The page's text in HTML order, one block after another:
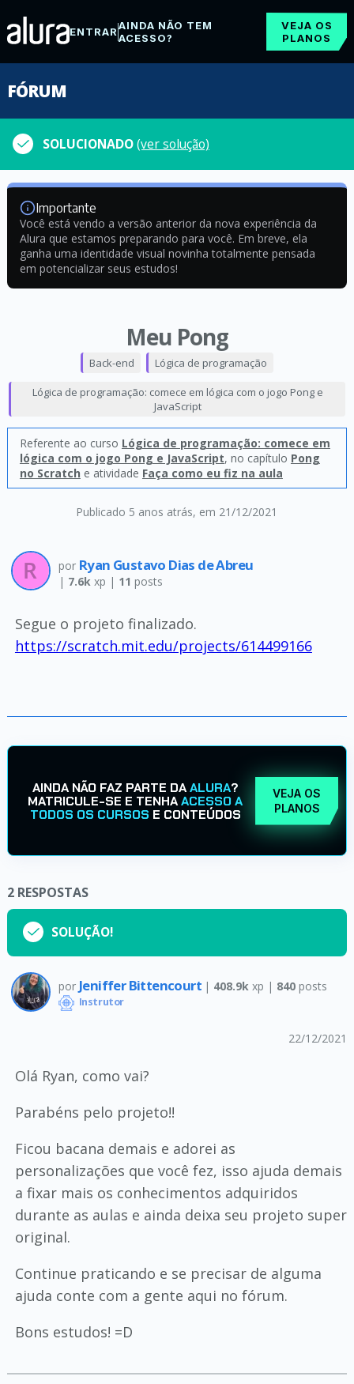
ENTRARAINDA NÃO TEM
ACESSO?
VEJA OS
PLANOS
FÓRUM
SOLUCIONADO(ver solução)
Importante
Você está vendo a versão anterior da nova experiência da
Alura que estamos preparando para você. Em breve, ela
ganha uma identidade visual novinha totalmente pensada
em potencializar seus estudos!
Meu Pong
Publicado 5 anos atrás, em 21/12/2021
Back-end Lógica de programação
Lógica de programação: comece em lógica com o jogo Pong e
JavaScript
Referente ao curso Lógica de programação: comece em
lógica com o jogo Pong e JavaScript, no capítulo Pong
no Scratch e atividade Faça como eu fiz na aula
por Ryan Gustavo Dias de Abreu
| 7.6kxp | 11 posts
Segue o projeto finalizado.
https://scratch.mit.edu/projects/614499166
AINDA NÃO FAZ PARTE DAALURA?
MATRICULE-SE E TENHAACESSO A
TODOS OS CURSOS E CONTEÚDOS
VEJA OS
PLANOS
2 RESPOSTAS
SOLUÇÃO!
por Jeniffer Bittencourt | 408.9k xp | 840 posts
Instrutor
22/12/2021
Olá Ryan, como vai?
Parabéns pelo projeto!!
Ficou bacana demais e adorei as
personalizações que você fez, isso ajuda demais
a fixar mais os conhecimentos adquiridos
durante as aulas e ainda deixa seu projeto super
original.
Continue praticando e se precisar de alguma
ajuda conte com a gente aqui no fórum.
Bons estudos! =D